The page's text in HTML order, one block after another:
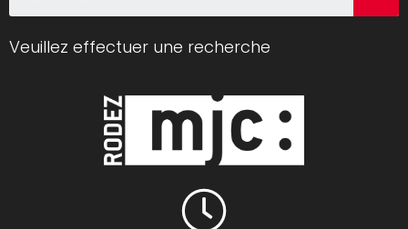
Veuillez effectuer une recherche